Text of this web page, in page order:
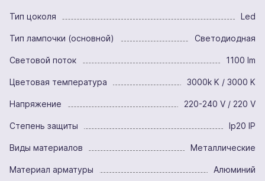
Тип цоколя Led
Тип лампочки (основной) Светодиодная
Световой поток 1100 lm
Цветовая температура 3000k K / 3000 K
Напряжение 220-240 V / 220 V
Степень защиты Ip20 IP
Виды материалов Металлические
Материал арматуры Алюминий